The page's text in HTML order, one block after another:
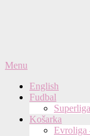
Primary
Menu
Menu
English
Fudbal
Superliga
Košarka
Evroliga